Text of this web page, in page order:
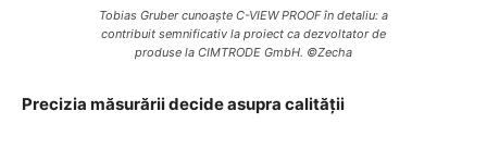
Tobias Gruber cunoaște C-VIEW PROOF în detaliu: a
contribuit semnificativ la proiect ca dezvoltator de
produse la CIMTRODE GmbH. ©Zecha
Precizia măsurării decide asupra calității